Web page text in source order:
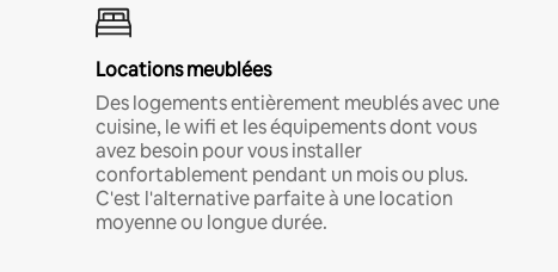
Locations meublées
Des logements entièrement meublés avec une
cuisine, le wifi et les équipements dont vous
avez besoin pour vous installer
confortablement pendant un mois ou plus.
C'est l'alternative parfaite à une location
moyenne ou longue durée.